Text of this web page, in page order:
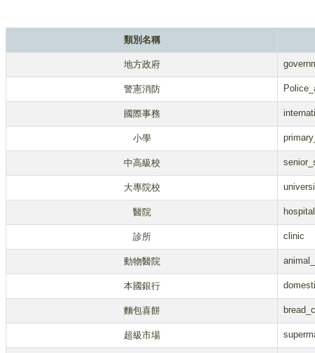
類別名稱
地方政府
警憲消防
國際事務
小學
中高級校
大專院校
醫院 hospital
診所 clinic
動物醫院
本國銀行
麵包喜餅
超級市場